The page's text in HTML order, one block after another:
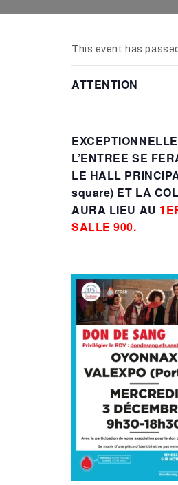
This event has passed.
ATTENTION
L’ENTREE SE
LE HALL
square) ET LA
AURA LIEU AU
SALLE 900.